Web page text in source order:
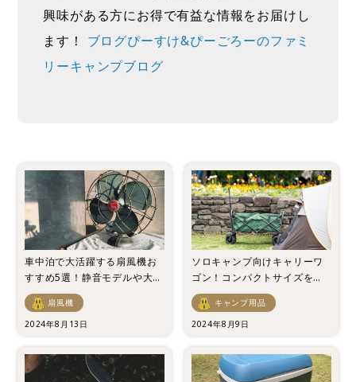
興味がある方にお得で有益な情報をお届けし
ます！ ブログぴーすけ&ぴーごろーのファミ
リーキャンプブログ
車中泊で大活躍する扇風機お
すすめ5選！静音モデルや大型
など厳選！
扇風機
2024年8月13日
ソロキャンプ向けキャリーワ
ゴン！コンパクトサイズを厳
選！
キャンプ用品
2024年8月9日